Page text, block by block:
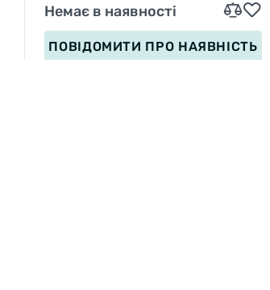
Немає в наявності
ПОВІДОМИТИ ПРО НАЯВНІСТЬ